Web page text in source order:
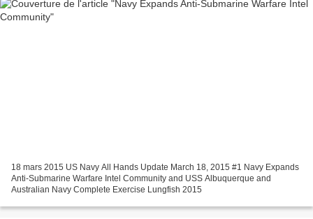
18 mars 2015 US Navy All Hands Update March 18, 2015 #1 Navy Expands
Anti-Submarine Warfare Intel Community and USS Albuquerque and
Australian Navy Complete Exercise Lungfish 2015